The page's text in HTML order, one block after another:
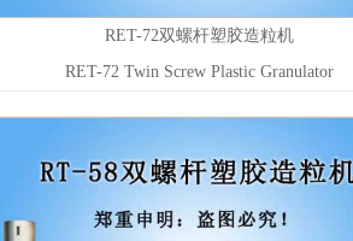
RET-72双螺杆塑胶造粒机
RET-72 Twin Screw Plastic Granulator